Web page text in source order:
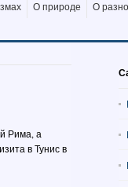
О природе О
Рима, а
в Тунис в